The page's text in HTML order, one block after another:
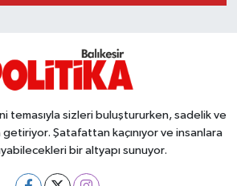
temasıyla sizleri buluştururken, sadelik ve
Şatafattan kaçınıyor ve insanlara
bir altyapı sunuyor.